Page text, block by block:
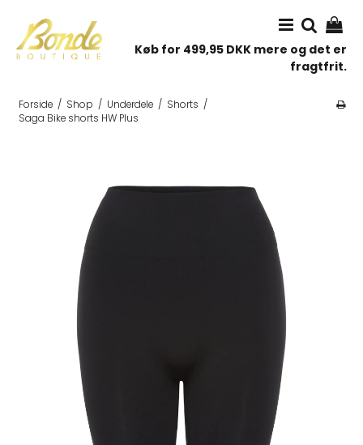
Køb for 499,95 DKK mere og det er
fragtfrit.
Forside / Shop / Underdele / Shorts /
Saga Bike shorts HW Plus